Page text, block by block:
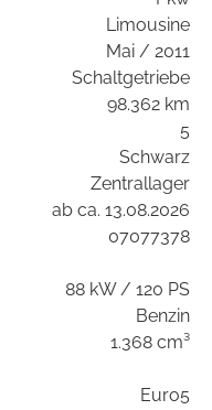
Limousine
Mai / 2011
Schaltgetriebe
98.362 km
5
Schwarz
Zentrallager
ab ca. 13.08.2026
07077378
88 kW / 120 PS
Benzin
1.368 cm³
Euro5